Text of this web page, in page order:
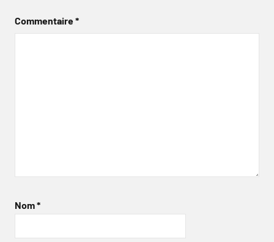
Commentaire*
Nom*